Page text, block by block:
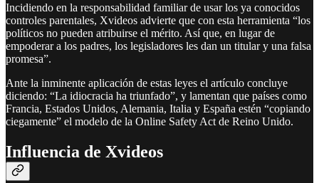
Incidiendo en la responsabilidad familiar de usar los ya conocidos
controles parentales, Xvideos advierte que con esta herramienta “los
políticos no pueden atribuirse el mérito. Así que, en lugar de
empoderar a los padres, los legisladores les dan un titular y una falsa
promesa”.
Ante la inminente aplicación de estas leyes el artículo concluye
diciendo: “La idiocracia ha triunfado”, y lamentan que países como
Francia, Estados Unidos, Alemania, Italia y España estén “copiando
ciegamente” el modelo de la Online Safety Act de Reino Unido.
Influencia de Xvideos